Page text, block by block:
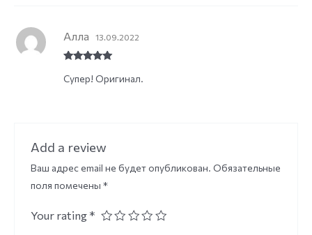
of 5
Алла 13.09.2022
Супер! Оригинал.
Add a review
Ваш адрес email не будет опубликован. Обязательные
поля помечены *
Your rating *